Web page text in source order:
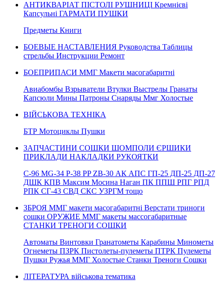
АНТИКВАРІАТ ПІСТОЛІ РУШНИЦІ Кремнієві
Капсульні ГАРМАТИ ПУШКИ
Предметы Книги
БОЕВЫЕ НАСТАВЛЕНИЯ Руководства Таблицы
стрельбы Инструкции Ремонт
БОЕПРИПАСИ ММГ Макети масогабаритні
Авиабомбы Взрыватели Втулки Выстрелы Гранаты
Капсюли Мины Патроны Снаряды Ммг Холостые
ВІЙСЬКОВА ТЕХНІКА
БТР Мотоциклы Пушки
ЗАПЧАСТИНИ СОШКИ ШОМПОЛИ ЄРШИКИ
ПРИКЛАДИ НАКЛАДКИ РУКОЯТКИ
C-96 MG-34 P-38 PP ZB-30 АК АПС ГП-25 ДП-25 ДП-27
ДШК КПВ Максим Мосина Наган ПК ППШ РПГ РПД
РПК СГ-43 СВД CКС УЗРГМ тощо
ЗБРОЯ ММГ макети масогабаритні Верстати триноги
сошки ОРУЖИЕ ММГ макеты массогабаритные
СТАНКИ ТРЕНОГИ СОШКИ
Автоматы Винтовки Гранатометы Карабины Минометы
Огнеметы ПЗРК Пистолеты-пулеметы ПТРК Пулеметы
Пушки Ружья ММГ Холостые Станки Треноги Сошки
ЛІТЕРАТУРА військова тематика